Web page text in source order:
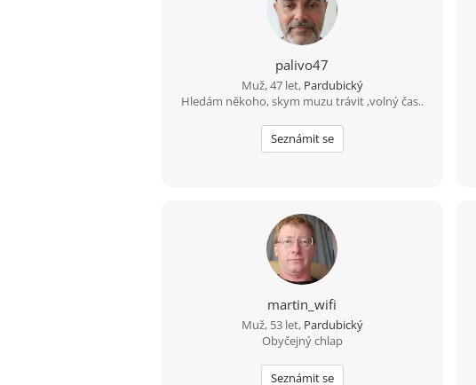
palivo47
Muž, 47 let, Pardubický
Hledám někoho, skym muzu trávit ,volný čas..
Seznámit se
martin_wifi
Muž, 53 let, Pardubický
Obyčejný chlap
Seznámit se